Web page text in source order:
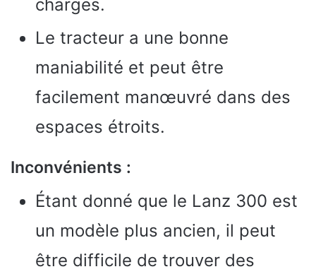
charges.
Le tracteur a une bonne
maniabilité et peut être
facilement manœuvré dans des
espaces étroits.
Inconvénients :
Étant donné que le Lanz 300 est
un modèle plus ancien, il peut
être difficile de trouver des